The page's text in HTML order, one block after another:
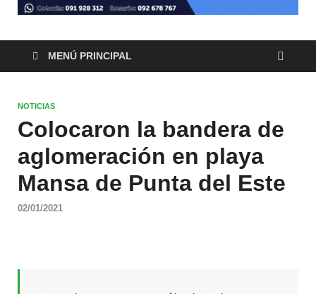
MENÚ PRINCIPAL
NOTICIAS
Colocaron la bandera de
aglomeración en playa
Mansa de Punta del Este
02/01/2021